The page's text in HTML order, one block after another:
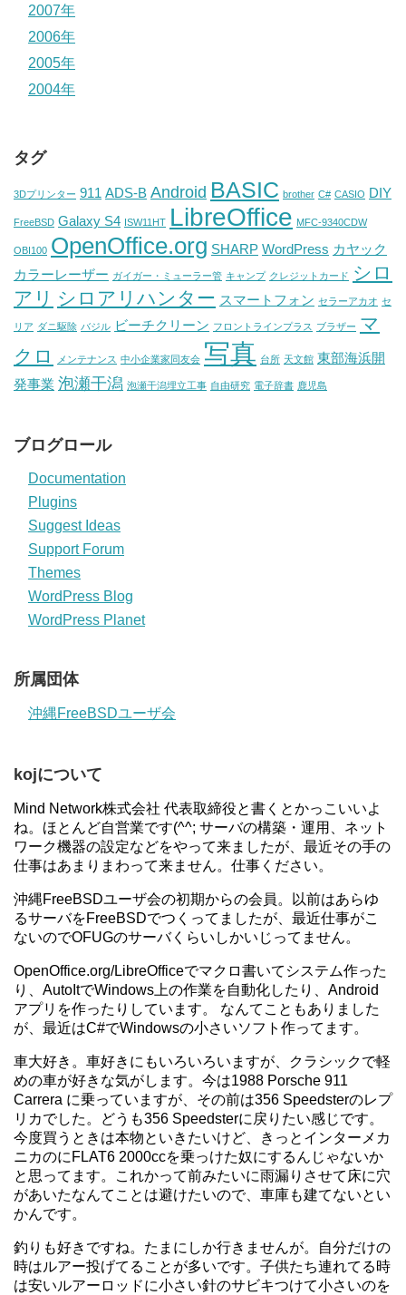
2007年
2006年
2005年
2004年
タグ
3Dプリンター 911 ADS-B Android BASIC brother C# CASIO DIY
FreeBSD Galaxy S4 ISW11HT LibreOffice MFC-9340CDW
OBI100 OpenOffice.org SHARP WordPress カヤック
カラーレーザー ガイガー・ミューラー管 キャンプ クレジットカード シロ
アリ シロアリハンター スマートフォン セラーアカオ セ
リア ダニ駆除 バジル ビーチクリーン フロントラインプラス ブラザー マ
クロ
メンテナンス 中小企業家同友会 写真 台所 天文館 東部海浜開
発事業 泡瀬干潟 泡瀬干潟埋立工事 自由研究 電子辞書 鹿児島
ブログロール
Documentation
Plugins
Suggest Ideas
Support Forum
Themes
WordPress Blog
WordPress Planet
所属団体
沖縄FreeBSDユーザ会
kojについて
Mind Network株式会社 代表取締役と書くとかっこいいよ
ね。ほとんど自営業です(^^; サーバの構築・運用、ネット
ワーク機器の設定などをやって来ましたが、最近その手の
仕事はあまりまわって来ません。仕事ください。
沖縄FreeBSDユーザ会の初期からの会員。以前はあらゆ
るサーバをFreeBSDでつくってましたが、最近仕事がこ
ないのでOFUGのサーバくらいしかいじってません。
OpenOffice.org/LibreOfficeでマクロ書いてシステム作った
り、AutoItでWindows上の作業を自動化したり、Android
アプリを作ったりしています。 なんてこともありました
が、最近はC#でWindowsの小さいソフト作ってます。
車大好き。車好きにもいろいろいますが、クラシックで軽
めの車が好きな気がします。今は1988 Porsche 911
Carrera に乗っていますが、その前は356 Speedsterのレプ
リカでした。どうも356 Speedsterに戻りたい感じです。
今度買うときは本物といきたいけど、きっとインターメカ
ニカのにFLAT6 2000ccを乗っけた奴にするんじゃないか
と思ってます。これかって前みたいに雨漏りさせて床に穴
があいたなんてことは避けたいので、車庫も建てないとい
かんです。
釣りも好きですね。たまにしか行きませんが。自分だけの
時はルアー投げてることが多いです。子供たち連れてる時
は安いルアーロッドに小さい針のサビキつけて小さいのを